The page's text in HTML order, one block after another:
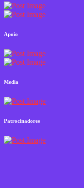
Apoio
Media
Patrocinadores